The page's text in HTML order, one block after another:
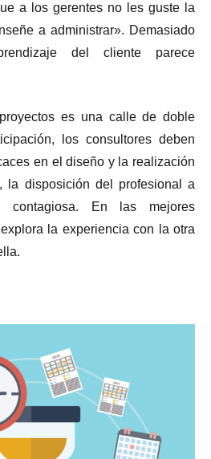
a los gerentes no les guste la
a administrar». Demasiado
del cliente parece
es una calle de doble
los consultores deben
en el diseño y la realización
la disposición del profesional a
contagiosa. En las mejores
la experiencia con la otra